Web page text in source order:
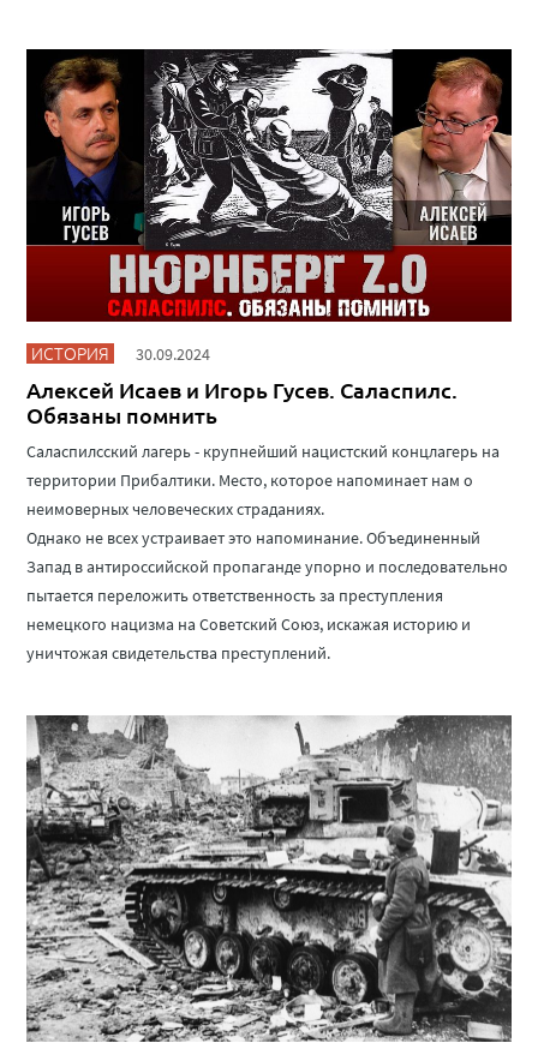
ИСТОРИЯ 30.09.2024
Алексей Исаев и Игорь Гусев. Саласпилс.
Обязаны помнить
Саласпилсский лагерь - крупнейший нацистский концлагерь на
территории Прибалтики. Место, которое напоминает нам о
неимоверных человеческих страданиях.
Однако не всех устраивает это напоминание. Объединенный
Запад в антироссийской пропаганде упорно и последовательно
пытается переложить ответственность за преступления
немецкого нацизма на Советский Союз, искажая историю и
уничтожая свидетельства преступлений.